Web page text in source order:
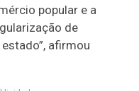
popular e a
de
afirmou